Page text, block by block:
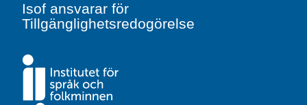
Isof ansvarar för
Tillgänglighetsredogörelse